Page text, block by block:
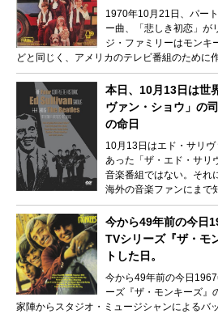
1970年10月21日、パー
ー曲、「悲しき初恋」が
ジ・ファミリーはモンキ
どと同じく、アメリカのテレビ番組のために
本日、10月13日は世
ヴァン・ショウ」の
の命日
10月13日はエド・サリ
あった「ザ・エド・サリ
音楽番組ではない。それ
海外の音楽ファンにまで
今から49年前の今日
TVシリーズ『ザ・モ
トした日。
今から49年前の今日
ーズ『ザ・モンキーズ』
家陣からスタジオ・ミュージシャンによるバ